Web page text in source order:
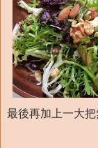
最後再加上一大把